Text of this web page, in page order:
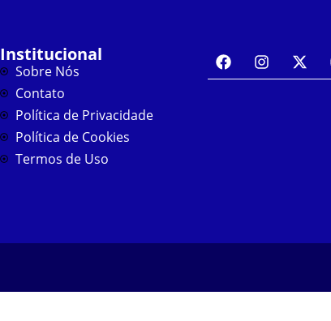
Institucional
Sobre Nós
Contato
Política de Privacidade
Política de Cookies
Termos de Uso